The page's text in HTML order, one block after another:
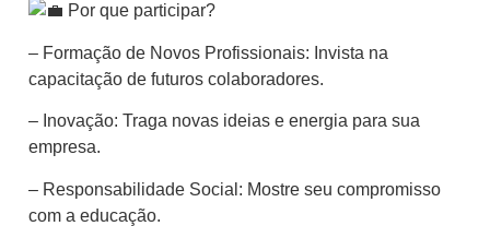
Por que participar?
– Formação de Novos Profissionais: Invista na
capacitação de futuros colaboradores.
– Inovação: Traga novas ideias e energia para sua
empresa.
– Responsabilidade Social: Mostre seu compromisso
com a educação.